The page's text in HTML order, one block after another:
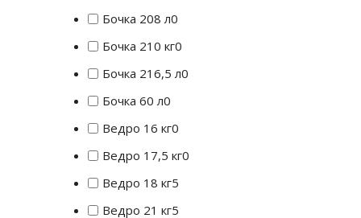
Бочка 208 л0
Бочка 210 кг0
Бочка 216,5 л0
Бочка 60 л0
Ведро 16 кг0
Ведро 17,5 кг0
Ведро 18 кг5
Ведро 21 кг5